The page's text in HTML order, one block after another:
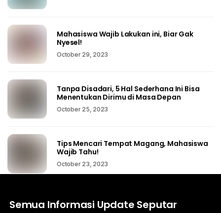
Mahasiswa Wajib Lakukan ini, Biar Gak
Nyesel!
October 29, 2023
Tanpa Disadari, 5 Hal Sederhana Ini Bisa
Menentukan Dirimu di Masa Depan
October 25, 2023
Tips Mencari Tempat Magang, Mahasiswa
Wajib Tahu!
October 23, 2023
Semua Informasi Update Seputar